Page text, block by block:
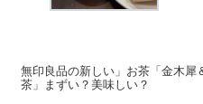
無印良品の新しい」お茶「金木犀
茶」まずい？美味しい？